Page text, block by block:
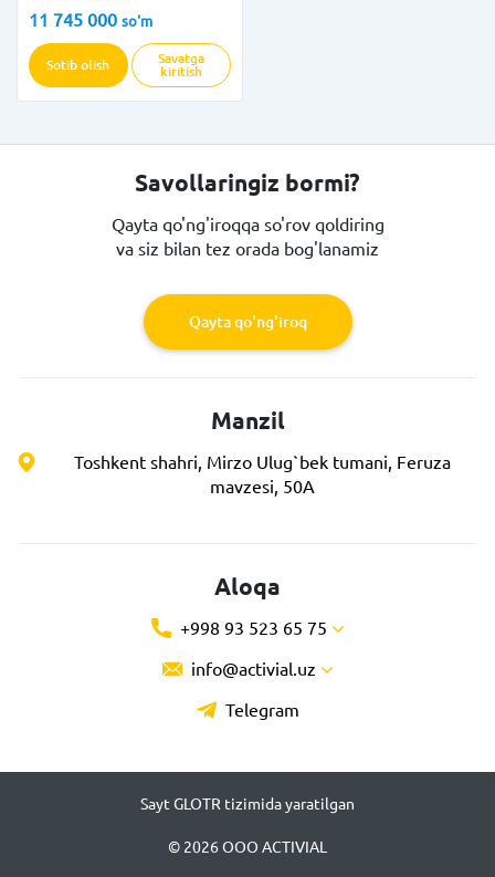
11 745 000 so'm
Sotib olish
Savatga
kiritish
Savollaringiz bormi?
Qayta qo'ng'iroqqa so'rov qoldiring
va siz bilan tez orada bog'lanamiz
Qayta qo'ng'iroq
Manzil
Toshkent shahri, Mirzo Ulug`bek tumani, Feruza
mavzesi, 50A
Aloqa
+998 93 523 65 75
info@activial.uz
Telegram
Sayt GLOTR tizimida yaratilgan
© 2026 ООО ACTIVIAL